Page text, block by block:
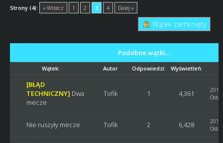
Strony (4): « Wstecz 1 2 3 4 Dalej »
Wątek zamknięty
Podobne wątki…
Wątek: Autor Odpowiedzi: Wyświetleń:
[BŁĄD
TECHNICZNY] Dwa
mecze
Tofik 1 4,361
Nie ruszyły mecze Tofik 2 6,428